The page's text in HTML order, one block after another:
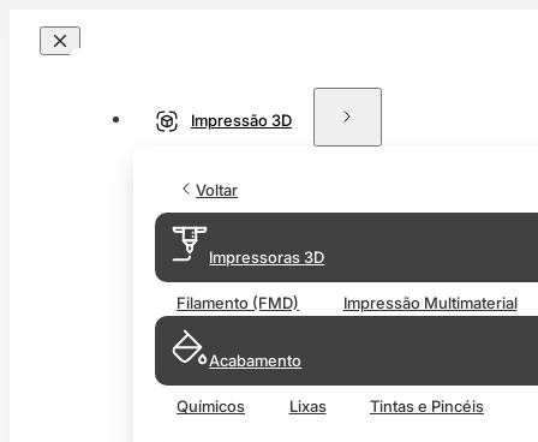
Impressão 3D
Voltar
Impressoras 3D
Filamento (FMD) Impressão Multimaterial
Acabamento
Químicos Lixas Tintas e Pincéis